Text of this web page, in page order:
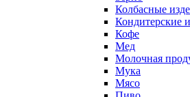
Колбасные
Кондитерские
Кофе
Мед
Молочная
Мука
Мясо